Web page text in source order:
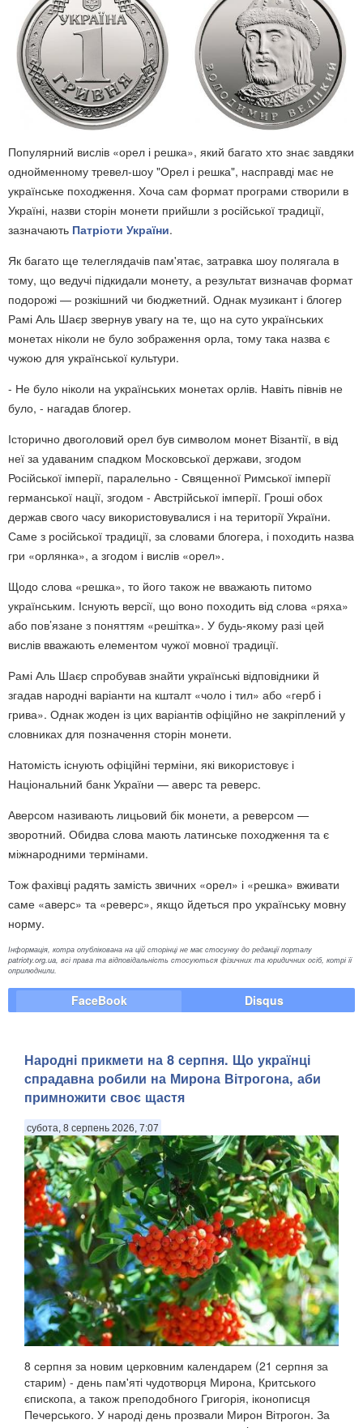
Популярний вислів «орел і решка», який багато хто знає завдяки
однойменному тревел-шоу "Орел і решка", насправді має не
українське походження. Хоча сам формат програми створили в
Україні, назви сторін монети прийшли з російської традиції,
зазначають Патріоти України.
Як багато ще телеглядачів пам'ятає, затравка шоу полягала в
тому, що ведучі підкидали монету, а результат визначав формат
подорожі — розкішний чи бюджетний. Однак музикант і блогер
Рамі Аль Шаєр звернув увагу на те, що на суто українських
монетах ніколи не було зображення орла, тому така назва є
чужою для української культури.
- Не було ніколи на українських монетах орлів. Навіть півнів не
було, - нагадав блогер.
Історично двоголовий орел був символом монет Візантії, в від
неї за удаваним спадком Московської держави, згодом
Російської імперії, паралельно - Священної Римської імперії
германської нації, згодом - Австрійської імперії. Гроші обох
держав свого часу використовувалися і на території України.
Саме з російської традиції, за словами блогера, і походить назва
гри «орлянка», а згодом і вислів «орел».
Щодо слова «решка», то його також не вважають питомо
українським. Існують версії, що воно походить від слова «ряха»
або пов’язане з поняттям «решітка». У будь-якому разі цей
вислів вважають елементом чужої мовної традиції.
Рамі Аль Шаєр спробував знайти українські відповідники й
згадав народні варіанти на кшталт «чоло і тил» або «герб і
грива». Однак жоден із цих варіантів офіційно не закріплений у
словниках для позначення сторін монети.
Натомість існують офіційні терміни, які використовує і
Національний банк України — аверс та реверс.
Аверсом називають лицьовий бік монети, а реверсом —
зворотний. Обидва слова мають латинське походження та є
міжнародними термінами.
Тож фахівці радять замість звичних «орел» і «решка» вживати
саме «аверс» та «реверс», якщо йдеться про українську мовну
норму.
Інформація, котра опублікована на цій сторінці не має стосунку до редакції порталу
patrioty.org.ua, всі права та відповідальність стосуються фізичних та юридичних осіб, котрі її
оприлюднили.
FaceBook Disqus
Народні прикмети на 8 серпня. Що українці
спрадавна робили на Мирона Вітрогона, аби
примножити своє щастя
субота, 8 серпень 2026, 7:07
8 серпня за новим церковним календарем (21 серпня за
старим) - день пам'яті чудотворця Мирона, Критського
єпископа, а також преподобного Григорія, іконописця
Печерського. У народі день прозвали Мирон Вітрогон. За